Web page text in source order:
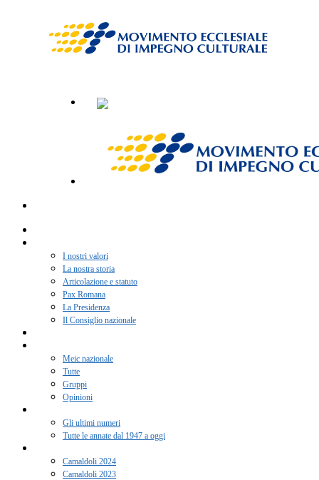
I nostri valori
La nostra storia
Articolazione e statuto
Pax Romana
La Presidenza
Il Consiglio nazionale
Meic nazionale
Tutte
Gruppi
Opinioni
Gli ultimi numeri
Tutte le annate dal 1947 a oggi
Camaldoli 2024
Camaldoli 2023